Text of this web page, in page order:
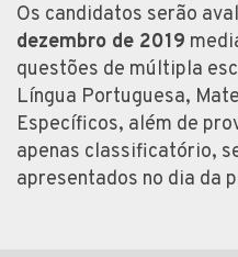
Os candidatos serão
dezembro de 2019
questões de múltipla
Língua Portuguesa,
Específicos, além de
apenas classificatório,
apresentados no dia da